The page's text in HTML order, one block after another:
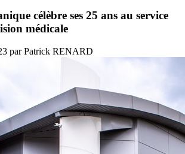
célèbre ses 25 ans au service
médicale
parPatrick RENARD